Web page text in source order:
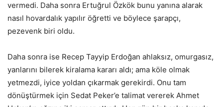
vermedi. Daha sonra Ertuğrul Özkök bunu yanına alarak
nasıl hovardalık yapılır öğretti ve böylece şarapçı,
pezevenk biri oldu.
Daha sonra ise Recep Tayyip Erdoğan ahlaksız, omurgasız,
yanlarını bilerek kiralama kararı aldı; ama köle olmak
yetmezdi, iyice yoldan çıkarmak gerekirdi. Onu tam
dönüştürmek için Sedat Peker’e talimat vererek Ahmet